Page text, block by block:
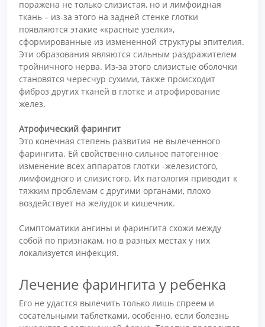
поражена не только слизистая, но и лимфоидная
ткань – из-за этого на задней стенке глотки
появляются этакие «красные узелки»,
сформированные из измененной структуры эпителия.
Эти образования являются сильным раздражителем
тройничного нерва. Из-за этого слизистые оболочки
становятся чересчур сухими, также происходит
фиброз других тканей в глотке и атрофирование
желез.
Атрофический фарингит
Это конечная степень развития не вылеченного
фарингита. Ей свойственно сильное патогенное
изменение всех аппаратов глотки -железистого,
лимфоидного и слизистого. Их патология приводит к
тяжким проблемам с другими органами, плохо
воздействует на желудок и кишечник.
Симптоматики ангины и фарингита схожи между
собой по признакам, но в разных местах у них
локализуется инфекция.
Лечение фарингита у ребенка
Его не удастся вылечить только лишь спреем и
сосательными таблетками, особенно, если болезнь